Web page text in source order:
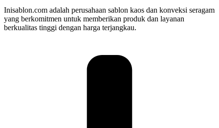
Inisablon.com adalah perusahaan sablon kaos dan konveksi seragam
yang berkomitmen untuk memberikan produk dan layanan
berkualitas tinggi dengan harga terjangkau.